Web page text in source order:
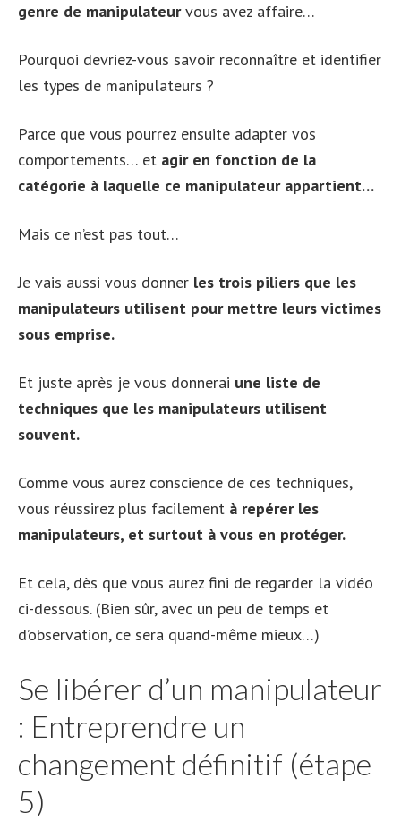
genre de manipulateurvous avez affaire…
Pourquoi devriez-vous savoir reconnaître et identifier
les types de manipulateurs ?
Parce que vous pourrez ensuite adapter vos
comportements… et agir en fonction de la
catégorie à laquelle ce manipulateur appartient…
Mais ce n’est pas tout…
Je vais aussi vous donner les trois piliers que les
manipulateurs utilisent pour mettre leurs victimes
sous emprise.
Et juste après je vous donnerai une liste de
techniques que les manipulateurs utilisent
souvent.
Comme vous aurez conscience de ces techniques,
vous réussirez plus facilement à repérer les
manipulateurs, et surtout à vous en protéger.
Et cela, dès que vous aurez fini de regarder la vidéo
ci-dessous. (Bien sûr, avec un peu de temps et
d’observation, ce sera quand-même mieux…)
Se libérer d’un manipulateur
: Entreprendre un
changement définitif (étape
5)